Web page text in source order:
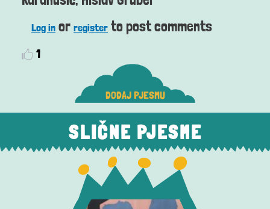
Log in or register to post comments
1
DODAJ PJESMU
SLIČNE PJESME